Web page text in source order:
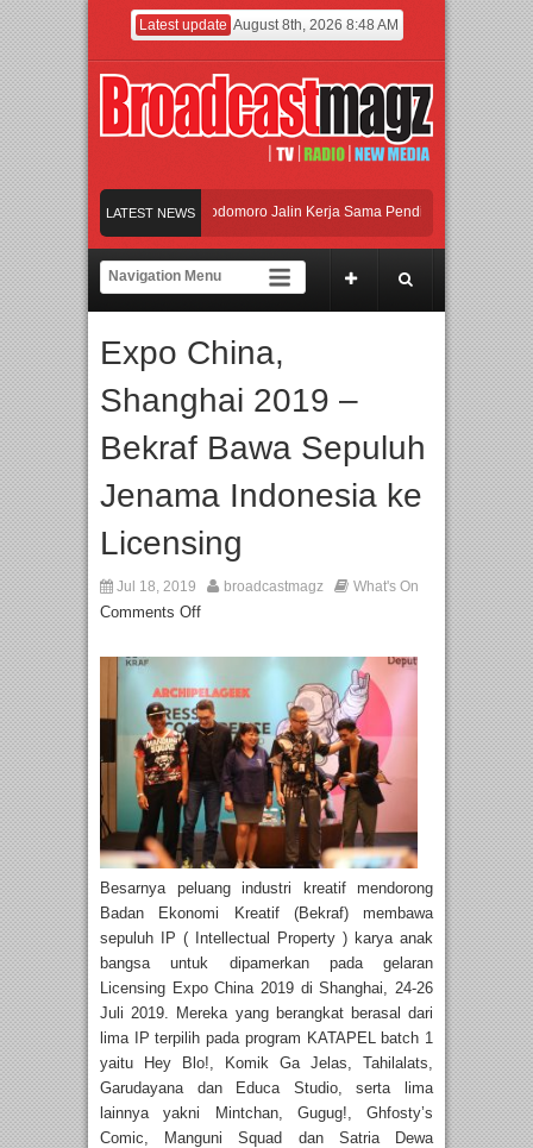
Latest update August 8th, 2026 8:48 AM
LATEST NEWS
dan Universitas Agung Podomoro Jalin Kerja Sama Pendidikan dan Riset untuk
Jakarta dengan Ribuan Mainan dan Produk Bayi dari Seluruh Dunia,
dan Universitas Agung Podomoro Jalin Kerja Sama Pendidikan dan Riset untuk
Expo China,
Shanghai 2019 –
Bekraf Bawa Sepuluh
Jenama Indonesia ke
Licensing
Jul 18, 2019 broadcastmagz What's On
Comments Off
Besarnya peluang industri kreatif mendorong
Badan Ekonomi Kreatif (Bekraf) membawa
sepuluh IP ( Intellectual Property ) karya anak
bangsa untuk dipamerkan pada gelaran
Licensing Expo China 2019 di Shanghai, 24-26
Juli 2019. Mereka yang berangkat berasal dari
lima IP terpilih pada program KATAPEL batch 1
yaitu Hey Blo!, Komik Ga Jelas, Tahilalats,
Garudayana dan Educa Studio, serta lima
lainnya yakni Mintchan, Gugug!, Ghfosty’s
Comic, Manguni Squad dan Satria Dewa